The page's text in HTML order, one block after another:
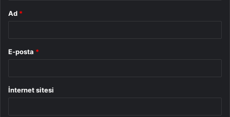
Ad *
E-posta *
İnternet sitesi